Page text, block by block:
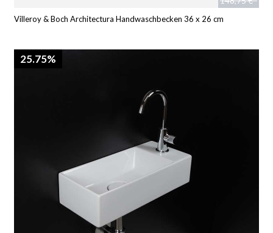
Villeroy & Boch Architectura Handwaschbecken 36 x 26 cm
25.75%